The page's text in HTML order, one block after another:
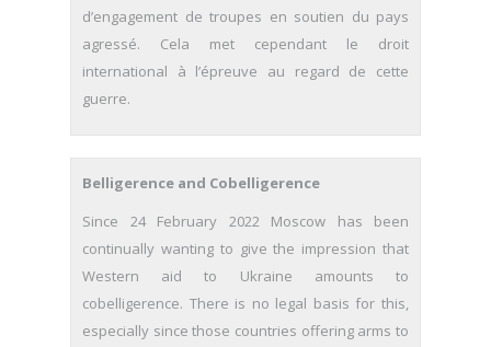
d’engagement de troupes en soutien du pays
agressé. Cela met cependant le droit
international à l’épreuve au regard de cette
guerre.
Belligerence and Cobelligerence
Since 24 February 2022 Moscow has been
continually wanting to give the impression that
Western aid to Ukraine amounts to
cobelligerence. There is no legal basis for this,
especially since those countries offering arms to